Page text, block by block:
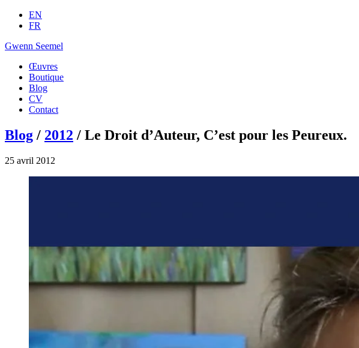
EN
FR
Gwenn Seemel
Œuvres
Boutique
Blog
CV
Contact
Blog / 2012 / Le Droit d’Auteur, C’est pour les Peureux.
25 avril 2012